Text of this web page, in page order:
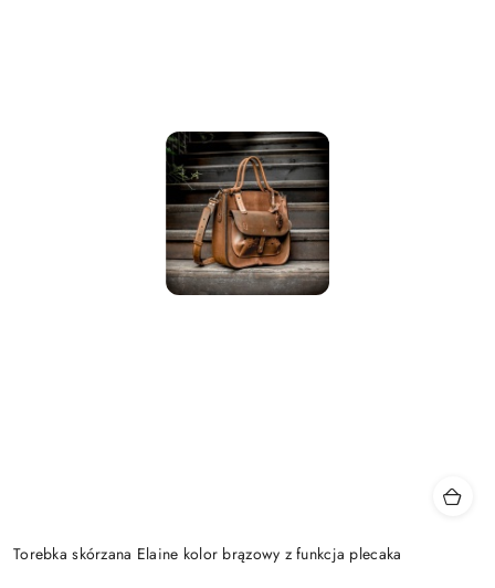
Torebka skórzana Elaine kolor brązowy z funkcja plecaka